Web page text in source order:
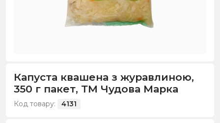
Капуста квашена з журавлиною,
350 г пакет, ТМ Чудова Марка
Код товару: 4131